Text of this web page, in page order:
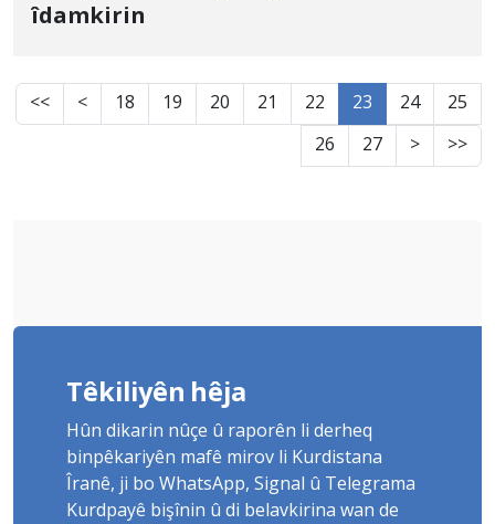
îdamkirin
<< < 18 19 20 21 22 23 24
25
26
27 > >>
Têkiliyên hêja
Hûn dikarin nûçe û raporên li derheq
binpêkariyên mafê mirov li Kurdistana
Îranê, ji bo WhatsApp, Signal û Telegrama
Kurdpayê bişînin û di belavkirina wan de